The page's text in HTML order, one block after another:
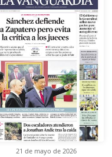
21 de mayo de 2026